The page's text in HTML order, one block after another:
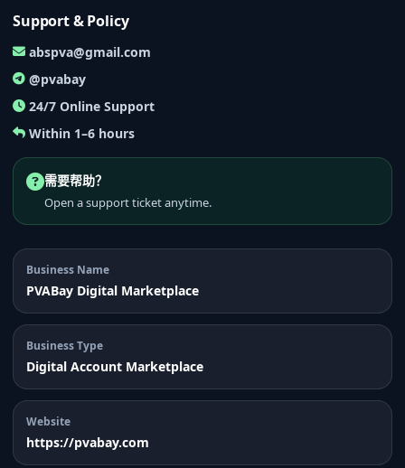
Support & Policy
abspva@gmail.com
@pvabay
24/7 Online Support
Within 1–6 hours
需要帮助？
Open a support ticket anytime.
Business Name
PVABay Digital Marketplace
Business Type
Digital Account Marketplace
Website
https://pvabay.com